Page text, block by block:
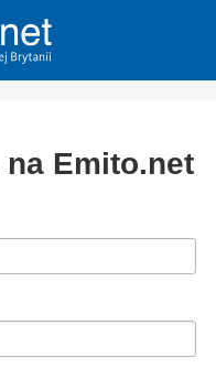
Emito.net